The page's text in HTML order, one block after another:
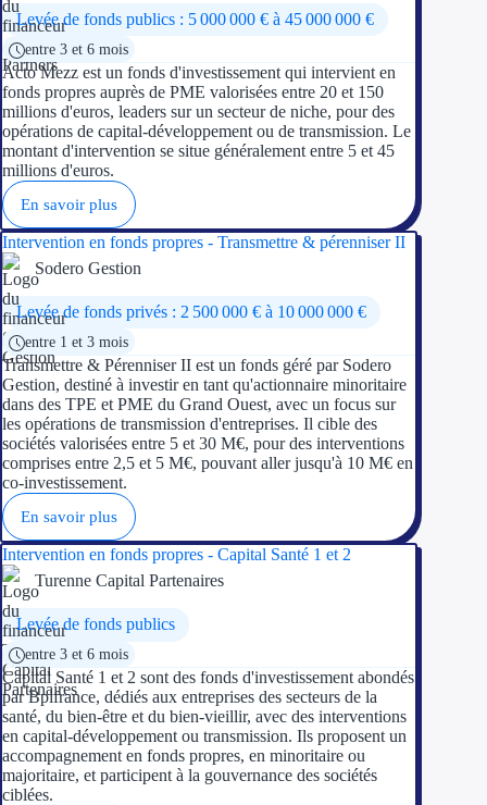
Levée de fonds publics : 5 000 000 € à 45 000 000 €
entre 3 et 6 mois
Acto Mezz est un fonds d'investissement qui intervient en
fonds propres auprès de PME valorisées entre 20 et 150
millions d'euros, leaders sur un secteur de niche, pour des
opérations de capital-développement ou de transmission. Le
montant d'intervention se situe généralement entre 5 et 45
millions d'euros.
En savoir plus
Intervention en fonds propres - Transmettre & pérenniser II
Sodero Gestion
Levée de fonds privés : 2 500 000 € à 10 000 000 €
entre 1 et 3 mois
Transmettre & Pérenniser II est un fonds géré par Sodero
Gestion, destiné à investir en tant qu'actionnaire minoritaire
dans des TPE et PME du Grand Ouest, avec un focus sur
les opérations de transmission d'entreprises. Il cible des
sociétés valorisées entre 5 et 30 M€, pour des interventions
comprises entre 2,5 et 5 M€, pouvant aller jusqu'à 10 M€ en
co-investissement.
En savoir plus
Intervention en fonds propres - Capital Santé 1 et 2
Turenne Capital Partenaires
Levée de fonds publics
entre 3 et 6 mois
Capital Santé 1 et 2 sont des fonds d'investissement abondés
par Bpifrance, dédiés aux entreprises des secteurs de la
santé, du bien-être et du bien-vieillir, avec des interventions
en capital-développement ou transmission. Ils proposent un
accompagnement en fonds propres, en minoritaire ou
majoritaire, et participent à la gouvernance des sociétés
ciblées.